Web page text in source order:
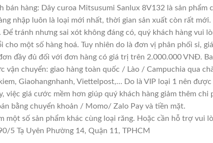
bán hàng: Dây curoa Mitsusumi Sanlux 8V132 là sản
nhập luôn là loại mới nhất, thời gian sản xuất còn rất
Để tránh nhưng sai xót không đáng có, quý khách hàng vui
cho một số hàng hoá. Tuy nhiên do là đơn vị phân phối sỉ,
đầy đủ đối với đơn hàng có giá trị trên 2.000.000 VNĐ.
vận chuyển: giao hàng toàn quốc / Lào / Campuchia qua
Giaohangnhanh, Viettelpost,… Do là VIP loại 1 nên
việc giá cước mềm hơn giúp quý khách hàng giảm thêm chi
bằng chuyển khoản / Momo/ Zalo Pay và tiền mặt.
một số sản phẩm khác cùng loại răng. Hoặc cần hỗ trợ vui
5 Tạ Uyên Phường 14, Quận 11, TPHCM